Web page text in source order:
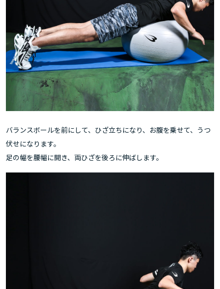
バランスボールを前にして、ひざ立ちになり、お腹を乗せて、うつ
伏せになります。
足の幅を腰幅に開き、両ひざを後ろに伸ばします。